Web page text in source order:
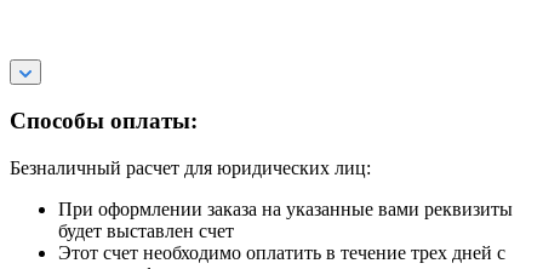
Способы оплаты:
Безналичный расчет для юридических лиц:
При оформлении заказа на указанные вами реквизиты
будет выставлен счет
Этот счет необходимо оплатить в течение трех дней с